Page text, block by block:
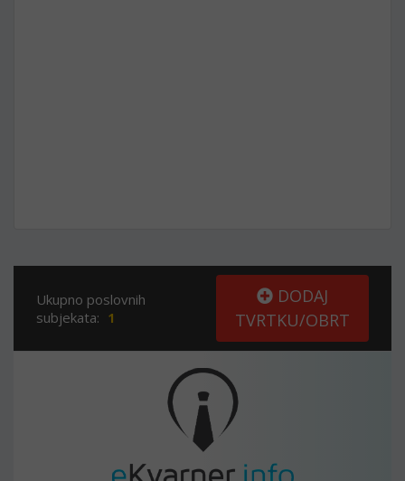
Ukupno poslovnih
subjekata: 1
DODAJ
TVRTKU/OBRT